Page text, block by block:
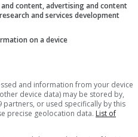
che caricare il codice
utilizzare l’offerta
content, advertising and content
and services development
on a device
and information from your device
device data) may be stored by,
partners, or used specifically by this
precise geolocation data. List of